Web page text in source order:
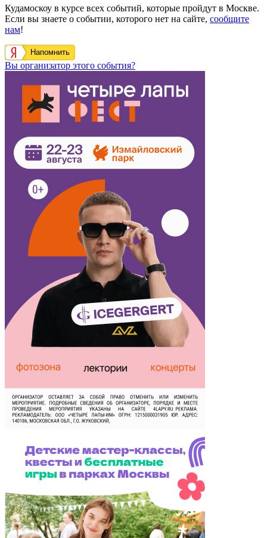
Кудамоскоу в курсе всех событий, которые пройдут в Москве.
Если вы знаете о событии, которого нет на сайте, сообщите
нам!
Напомнить
Вы организатор этого события?